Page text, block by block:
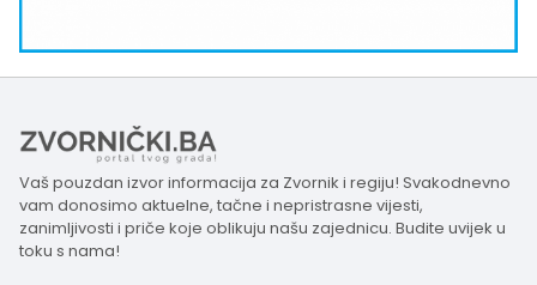
Vaš pouzdan izvor informacija za Zvornik i regiju! Svakodnevno
vam donosimo aktuelne, tačne i nepristrasne vijesti,
zanimljivosti i priče koje oblikuju našu zajednicu. Budite uvijek u
toku s nama!